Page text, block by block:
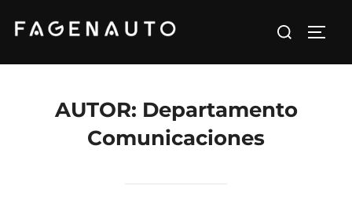
Buscar:
AUTOR: Departamento
Comunicaciones